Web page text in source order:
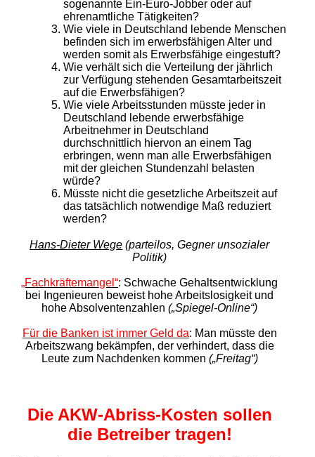
sogenannte Ein-Euro-Jobber oder auf
ehrenamtliche Tätigkeiten?
Wie viele in Deutschland lebende Menschen
befinden sich im erwerbsfähigen Alter und
werden somit als Erwerbsfähige eingestuft?
Wie verhält sich die Verteilung der jährlich
zur Verfügung stehenden Gesamtarbeitszeit
auf die Erwerbsfähigen?
Wie viele Arbeitsstunden müsste jeder in
Deutschland lebende erwerbsfähige
Arbeitnehmer in Deutschland
durchschnittlich hiervon an einem Tag
erbringen, wenn man alle Erwerbsfähigen
mit der gleichen Stundenzahl belasten
würde?
Müsste nicht die gesetzliche Arbeitszeit auf
das tatsächlich notwendige Maß reduziert
werden?
Hans-Dieter Wege (parteilos, Gegner unsozialer
Politik)
„Fachkräftemangel“: Schwache Gehaltsentwicklung
bei Ingenieuren beweist hohe Arbeitslosigkeit und
hohe Absolventenzahlen(„Spiegel-Online“)
Für die Banken ist immer Geld da: Man müsste den
Arbeitszwang bekämpfen, der verhindert, dass die
Leute zum Nachdenken kommen („Freitag“)
Die AKW-Abriss-Kosten sollen
die Betreiber tragen!